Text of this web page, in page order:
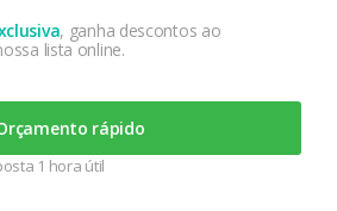
, ganha descontos ao
lista online.
rápido
1 hora útil